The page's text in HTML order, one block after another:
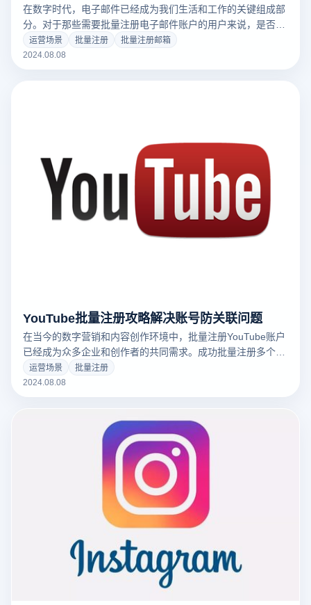
在数字时代，电子邮件已经成为我们生活和工作的关键组成部
分。对于那些需要批量注册电子邮件账户的用户来说，是否可
以通过微软Outlook的官方网站实现这一需求呢？本文将探讨
是否可以批量注册Outlook邮箱，并分析有关批量注册的合法
运营场景 批量注册
批量注册邮箱
2024.08.08
YouTube批量注册攻略解决账号防关联问题
在当今的数字营销和内容创作环境中，批量注册YouTube账户
已经成为众多企业和创作者的共同需求。成功批量注册多个
YouTube账户不仅可以提升工作效率，还能拓展业务和提升品
牌曝光率。本文将介绍如何批量注册YouTube账户，并提供针
运营场景
批量注册
2024.08.08